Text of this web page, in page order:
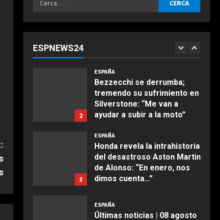
ESPNEWS24
1
NBA se mofan de la WNBA al
elegibles en el draft
Agosto 8, 2026
2
ESPAÑA
Bezzecchi se derrumba;
tremendo su sufrimiento en
Silverstone: “Me van a
ayudar a subir a la moto”
3
ESPAÑA
Honda revela la intrahistoria
del desastroso Aston Martin
de Alonso: “En enero, nos
dimos cuenta…”
ESPAÑA
Últimas noticias | 08 agosto
COCINA
Ensalada de espinacas
deliciosa
Maggio 28, 2026
Boquerones fritos en
freidora de aire
Aprile 24, 2026
Buñuelos de alcachofas
Aprile 5, 2026